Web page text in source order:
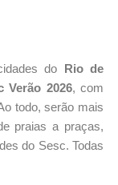
do Rio de
Verão 2026, com
todo, serão mais
praias a praças,
do Sesc. Todas